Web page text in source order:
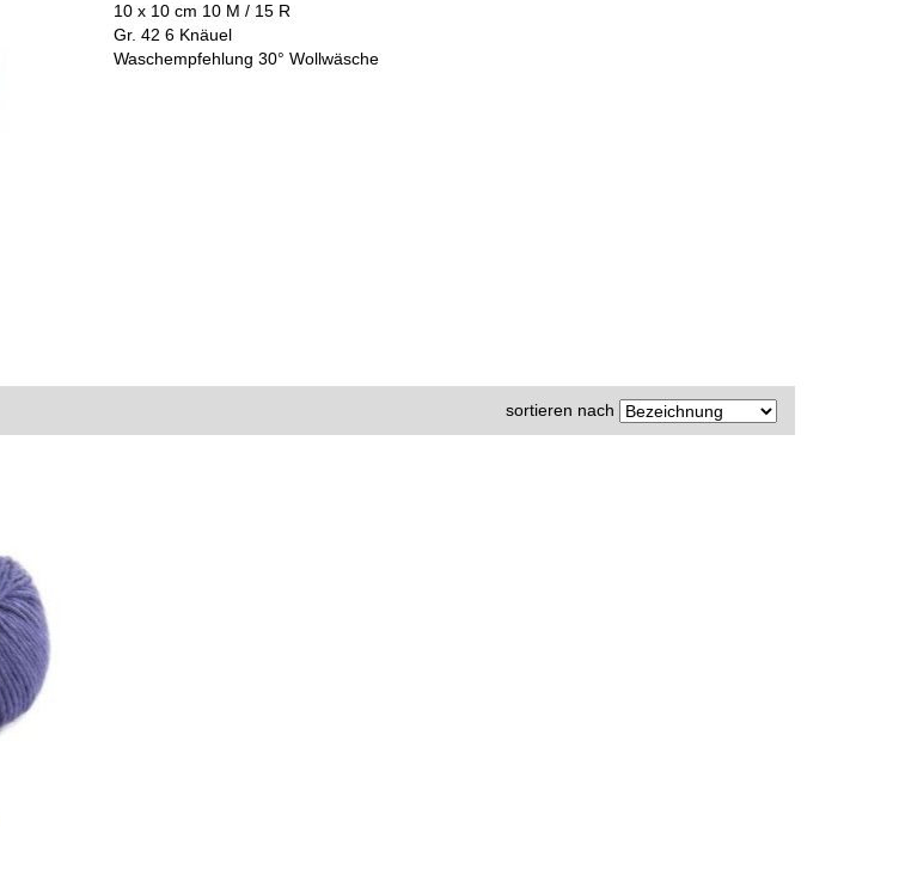
10 x 10 cm 10 M / 15 R
Gr. 42 6 Knäuel
Waschempfehlung 30° Wollwäsche
sortieren nach